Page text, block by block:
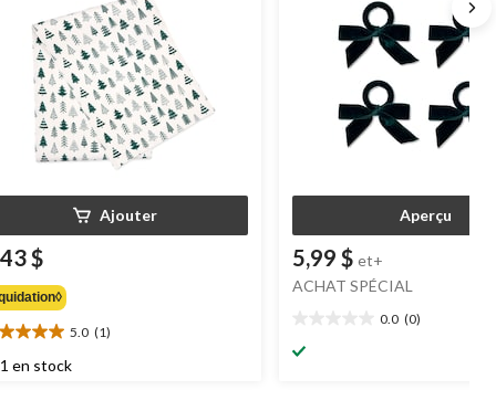
Ajouter
$
5.0 (1)
1 en stock
Aperçu
5,99 $ et+
ACHAT SPÉCIAL
0.0 (0)
étoile(s)